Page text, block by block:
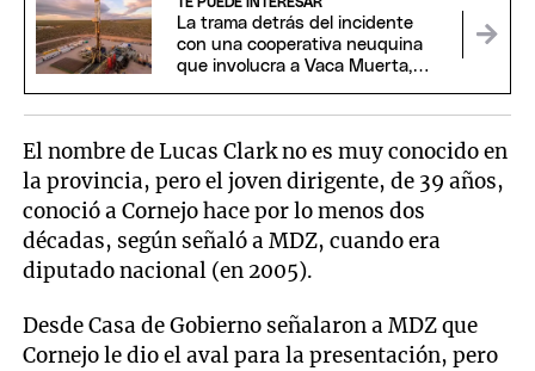
La trama detrás del incidente
con una cooperativa neuquina
que involucra a Vaca Muerta,
El nombre de Lucas Clark no es muy conocido en
la provincia, pero el joven dirigente, de 39 años,
conoció a Cornejo hace por lo menos dos
décadas, según señaló a MDZ, cuando era
diputado nacional (en 2005).
Desde Casa de Gobierno señalaron a MDZ que
Cornejo le dio el aval para la presentación, pero